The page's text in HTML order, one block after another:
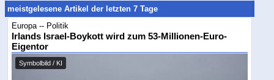
meistgelesene Artikel der letzten 7 Tage
Europa -- Politik
Irlands Israel-Boykott wird zum 53-Millionen-Euro-
Eigentor
Symbolbild / KI